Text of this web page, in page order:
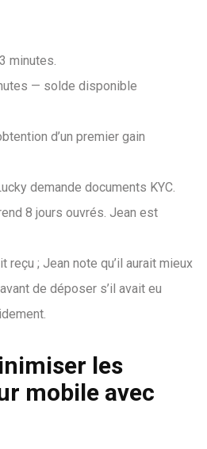
minutes.
— solde disponible
d’un premier gain
demande documents KYC.
8 jours ouvrés. Jean est
reçu ; Jean note qu’il aurait mieux
de déposer s’il avait eu
les
mobile avec